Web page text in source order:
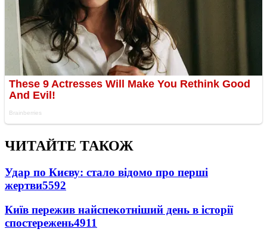
ЧИТАЙТЕ ТАКОЖ
Удар по Києву: стало відомо про перші
жертви5592
Київ пережив найспекотніший день в історії
спостережень4911